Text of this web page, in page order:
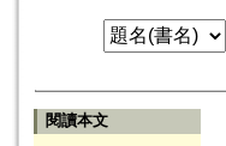
閱讀本文